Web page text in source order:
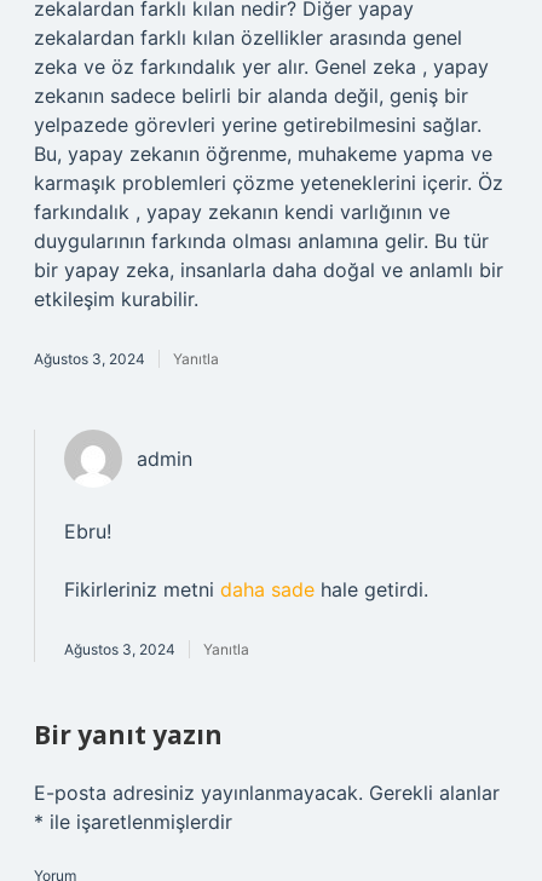
zekalardan farklı kılan nedir? Diğer yapay
zekalardan farklı kılan özellikler arasında genel
zeka ve öz farkındalık yer alır. Genel zeka , yapay
zekanın sadece belirli bir alanda değil, geniş bir
yelpazede görevleri yerine getirebilmesini sağlar.
Bu, yapay zekanın öğrenme, muhakeme yapma ve
karmaşık problemleri çözme yeteneklerini içerir. Öz
farkındalık , yapay zekanın kendi varlığının ve
duygularının farkında olması anlamına gelir. Bu tür
bir yapay zeka, insanlarla daha doğal ve anlamlı bir
etkileşim kurabilir.
Ağustos 3, 2024 Yanıtla
admin
Ebru!
Fikirleriniz metni daha sade hale getirdi.
Ağustos 3, 2024 Yanıtla
Bir yanıt yazın
E-posta adresiniz yayınlanmayacak. Gerekli alanlar
* ile işaretlenmişlerdir
Yorum